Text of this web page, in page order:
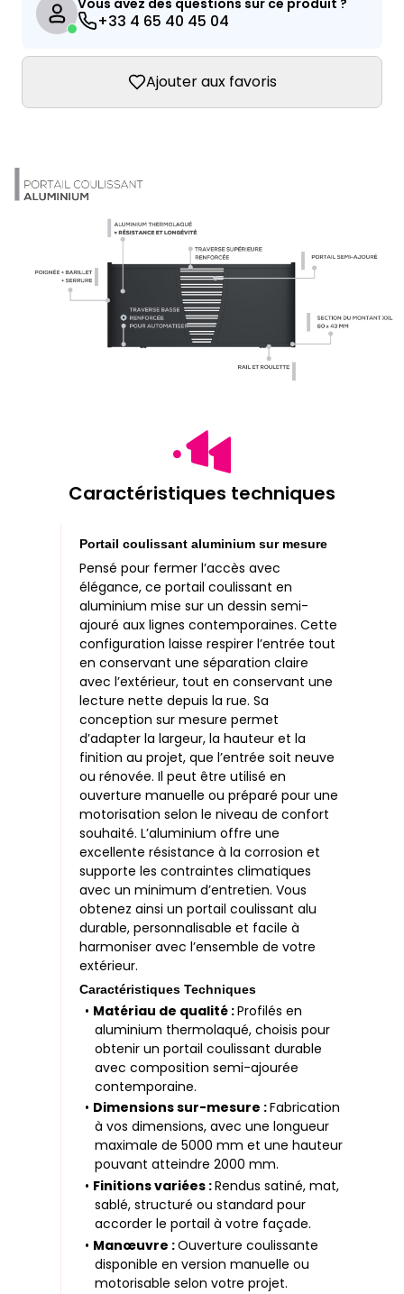
Vous avez des questions sur ce produit ?
+33 4 65 40 45 04
Ajouter aux favoris
Caractéristiques techniques
Portail coulissant aluminium sur mesure
Pensé pour fermer l’accès avec
élégance, ce portail coulissant en
aluminium mise sur un dessin semi-
ajouré aux lignes contemporaines. Cette
configuration laisse respirer l’entrée tout
en conservant une séparation claire
avec l’extérieur, tout en conservant une
lecture nette depuis la rue. Sa
conception sur mesure permet
d’adapter la largeur, la hauteur et la
finition au projet, que l’entrée soit neuve
ou rénovée. Il peut être utilisé en
ouverture manuelle ou préparé pour une
motorisation selon le niveau de confort
souhaité. L’aluminium offre une
excellente résistance à la corrosion et
supporte les contraintes climatiques
avec un minimum d’entretien. Vous
obtenez ainsi un portail coulissant alu
durable, personnalisable et facile à
harmoniser avec l’ensemble de votre
extérieur.
Caractéristiques Techniques
• Matériau de qualité :Profilés en
aluminium thermolaqué, choisis pour
obtenir un portail coulissant durable
avec composition semi-ajourée
contemporaine.
• Dimensions sur-mesure :Fabrication
à vos dimensions, avec une longueur
maximale de 5000 mm et une hauteur
pouvant atteindre 2000 mm.
• Finitions variées :Rendus satiné, mat,
sablé, structuré ou standard pour
accorder le portail à votre façade.
• Manœuvre :Ouverture coulissante
disponible en version manuelle ou
motorisable selon votre projet.